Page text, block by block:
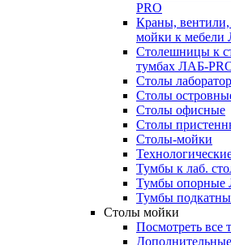
PRO
Краны,
мойки к мебели
Столешницы к
тумбах ЛАБ-
Столы
Столы
Столы офисные
Столы
Столы-мойки
Тумбы к лаб.
Тумбы опорные
Тумбы
Столы мойки
Посмотреть все